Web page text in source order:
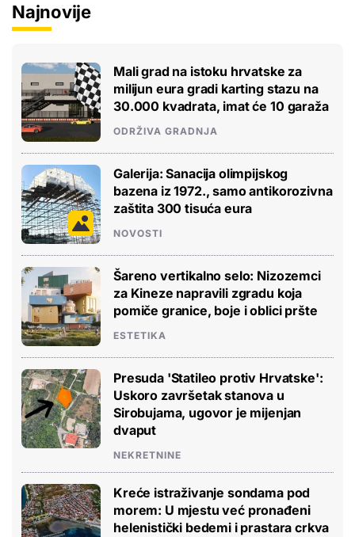
Najnovije
Mali grad na istoku hrvatske za
milijun eura gradi karting stazu na
30.000 kvadrata, imat će 10 garaža
ODRŽIVA GRADNJA
Galerija: Sanacija olimpijskog
bazena iz 1972., samo antikorozivna
zaštita 300 tisuća eura
NOVOSTI
Šareno vertikalno selo: Nizozemci
za Kineze napravili zgradu koja
pomiče granice, boje i oblici pršte
ESTETIKA
Presuda 'Statileo protiv Hrvatske':
Uskoro završetak stanova u
Sirobujama, ugovor je mijenjan
dvaput
NEKRETNINE
Kreće istraživanje sondama pod
morem: U mjestu već pronađeni
helenistički bedemi i prastara crkva